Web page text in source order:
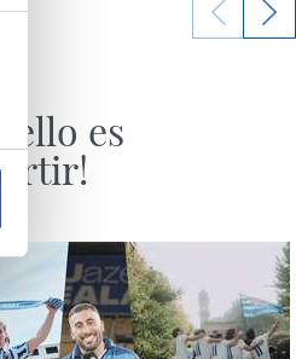
es